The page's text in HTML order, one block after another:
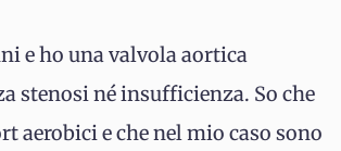
e ho una valvola aortica
stenosi né insufficienza. So che
aerobici e che nel mio caso sono